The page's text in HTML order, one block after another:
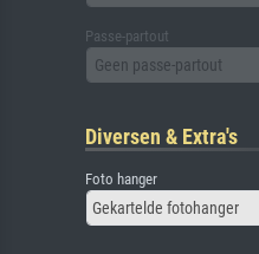
Passe-partout
Geen passe-partout
Diversen & Extra's
Foto hanger
Gekartelde fotohanger